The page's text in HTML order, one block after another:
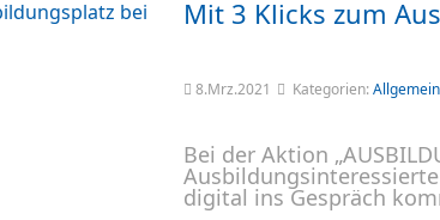
Mit 3 Klicks zum
8.Mrz.2021 Kategorien:Allgemein
Bei der Aktion
digital ins Gespräch